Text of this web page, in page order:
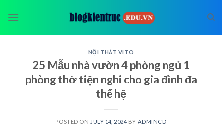
NỘI THẤT VITO
25 Mẫu nhà vườn 4 phòng ngủ 1
phòng thờ tiện nghi cho gia đình đa
thế hệ
POSTED ON JULY 14, 2024 BY ADMINCD